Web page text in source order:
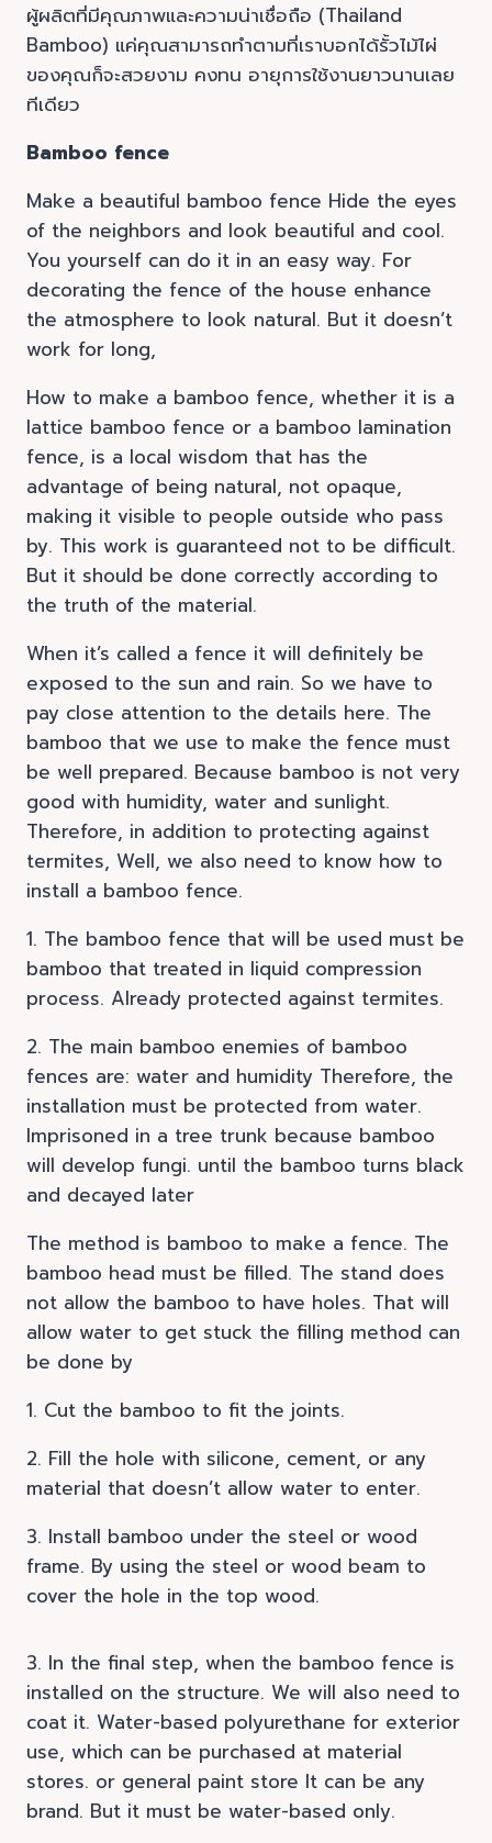
ผู้ผลิตที่มีคุณภาพและความน่าเชื่อถือ (Thailand
Bamboo) แค่คุณสามารถทำตามที่เราบอกได้รั้วไม้ไผ่
ของคุณก็จะสวยงาม คงทน อายุการใช้งานยาวนานเลย
ทีเดียว
Bamboo fence
Make a beautiful bamboo fence Hide the eyes
of the neighbors and look beautiful and cool.
You yourself can do it in an easy way. For
decorating the fence of the house enhance
the atmosphere to look natural. But it doesn’t
work for long,
How to make a bamboo fence, whether it is a
lattice bamboo fence or a bamboo lamination
fence, is a local wisdom that has the
advantage of being natural, not opaque,
making it visible to people outside who pass
by. This work is guaranteed not to be difficult.
But it should be done correctly according to
the truth of the material.
When it’s called a fence it will definitely be
exposed to the sun and rain. So we have to
pay close attention to the details here. The
bamboo that we use to make the fence must
be well prepared. Because bamboo is not very
good with humidity, water and sunlight.
Therefore, in addition to protecting against
termites, Well, we also need to know how to
install a bamboo fence.
1. The bamboo fence that will be used must be
bamboo that treated in liquid compression
process. Already protected against termites.
2. The main bamboo enemies of bamboo
fences are: water and humidity Therefore, the
installation must be protected from water.
Imprisoned in a tree trunk because bamboo
will develop fungi. until the bamboo turns black
and decayed later
The method is bamboo to make a fence. The
bamboo head must be filled. The stand does
not allow the bamboo to have holes. That will
allow water to get stuck the filling method can
be done by
1. Cut the bamboo to fit the joints.
2. Fill the hole with silicone, cement, or any
material that doesn’t allow water to enter.
3. Install bamboo under the steel or wood
frame. By using the steel or wood beam to
cover the hole in the top wood.
3. In the final step, when the bamboo fence is
installed on the structure. We will also need to
coat it. Water-based polyurethane for exterior
use, which can be purchased at material
stores. or general paint store It can be any
brand. But it must be water-based only.